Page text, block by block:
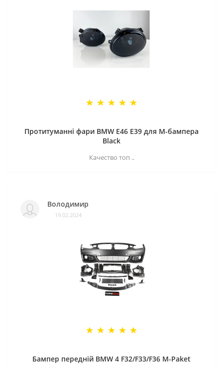
Протитуманні фари BMW E46 E39 для M-бампера
Black
Качество топ ..
Володимир
19.02.2024
Бампер передній BMW 4 F32/F33/F36 M-Paket